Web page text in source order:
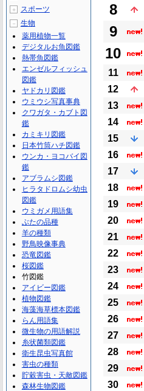
8
9
10
11
12
13
14
15
16
17
18
19
20
21
22
23
24
25
26
27
28
29
30
＋ スポーツ
－
生物
薬用植物一覧
デジタルお魚図鑑
熱帯魚図鑑
エンゼルフィッシュ
図鑑
ヤドカリ図鑑
ウミウシ写真事典
クワガタ・カブト図
鑑
カミキリ図鑑
日本竹筒ハチ図鑑
ウンカ・ヨコバイ図
鑑
アブラムシ図鑑
ヒラタドロムシ幼虫
図鑑
ウミガメ用語集
ぶたの品種
羊の種類
野鳥映像事典
恐竜図鑑
桜図鑑
竹図鑑
アイビー図鑑
植物図鑑
海藻海草標本図鑑
らん用語集
微生物の用語解説
糸状菌類図鑑
衛生昆虫写真館
害虫の種類
貯穀害虫・天敵図鑑
森林生物図鑑